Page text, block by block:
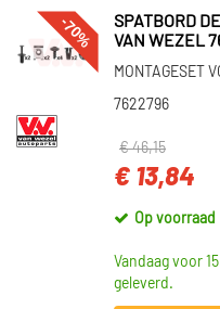
-70%
SPATBORD
VAN WEZEL
MONTAGESET
7622796
€ 46,15
€ 13,84
Op voorraad
Vandaag voor
geleverd.